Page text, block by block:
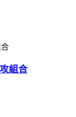
組合